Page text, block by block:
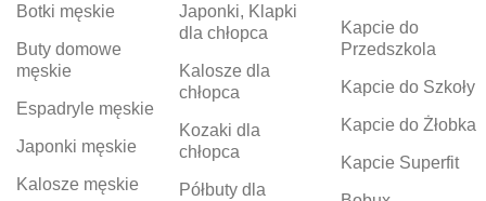
Botki męskie
Buty domowe
męskie
Espadryle męskie
Japonki męskie
Kalosze męskie
Japonki, Klapki
dla chłopca
Kalosze dla
chłopca
Kozaki dla
chłopca
Półbuty dla
Kapcie do
Przedszkola
Kapcie do Szkoły
Kapcie do Żłobka
Kapcie Superfit